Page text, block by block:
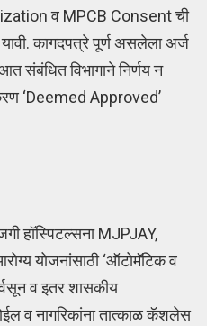
व MPCB Consent ची
कागदपत्रे पूर्ण असलेला अर्ज
संबंधित विभागाने निर्णय न
‘Deemed Approved’
हॉस्पिटल्सना MJPJAY,
योजनांसाठी ‘ऑटोमॅटिक व
व इतर शासकीय
व नागरिकांना तात्काळ कॅशलेस